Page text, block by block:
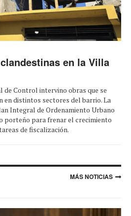
en la Villa
de Control intervino obras que se
en distintos sectores del barrio. La
Integral de Ordenamiento Urbano
porteño para frenar el crecimiento
de fiscalización.
MÁS NOTICIAS